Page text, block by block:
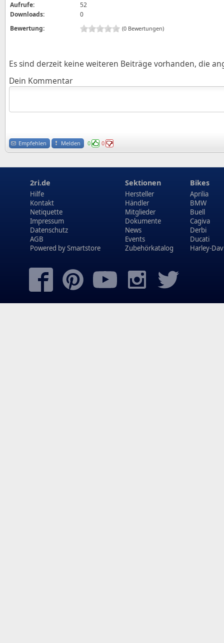
Aufrufe:
52
Downloads:
0
Bewertung:
(0 Bewertungen)
Es sind derzeit keine weiteren Beiträge vorhanden, die
Dein Kommentar
Empfehlen Melden 0 0
2ri.de
Hilfe
Kontakt
Netiquette
Impressum
Datenschutz
AGB
Powered bySmartstore
Sektionen
Hersteller
Händler
Mitglieder
Dokumente
News
Events
Zubehörkatalog
Bikes
Aprilia
BMW
Buell
Cagiva
Derbi
Ducati
Harley-